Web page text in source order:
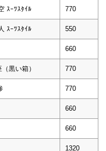
ｽｰﾂｽﾀｲﾙ 770
ｽｰﾂｽﾀｲﾙ 550
660
黒い箱） 770
770
660
660
1320